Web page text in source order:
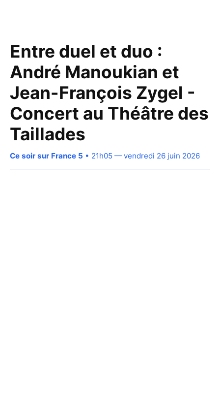
Entre duel et duo :
André Manoukian et
Jean-François Zygel -
Concert au Théâtre des
Taillades
Ce soir sur France 5 • 21h05 — vendredi 26 juin 2026